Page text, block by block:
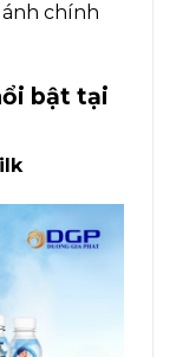
chính
bật tại